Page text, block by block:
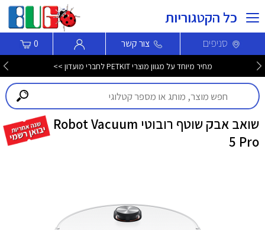
כל הקטגוריות
סניפים צור קשר 0
מחיר מיוחד על מגוון מוצרי PETKIT לחברי מועדון >>
שואב אבק שוטף רובוטי Robot Vacuum
5 Pro